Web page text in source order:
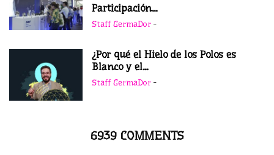
Participación...
Staff GermaDor -
¿Por qué el Hielo de los Polos es
Blanco y el...
Staff GermaDor -
6939 COMMENTS